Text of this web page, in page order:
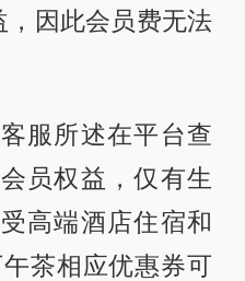
，因此会员费无法
服所述在平台查
员权益，仅有生
高端酒店住宿和
茶相应优惠券可